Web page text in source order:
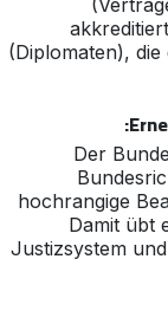
(Diplomaten),
Der
hochrangige
Damit übt
Justizsystem